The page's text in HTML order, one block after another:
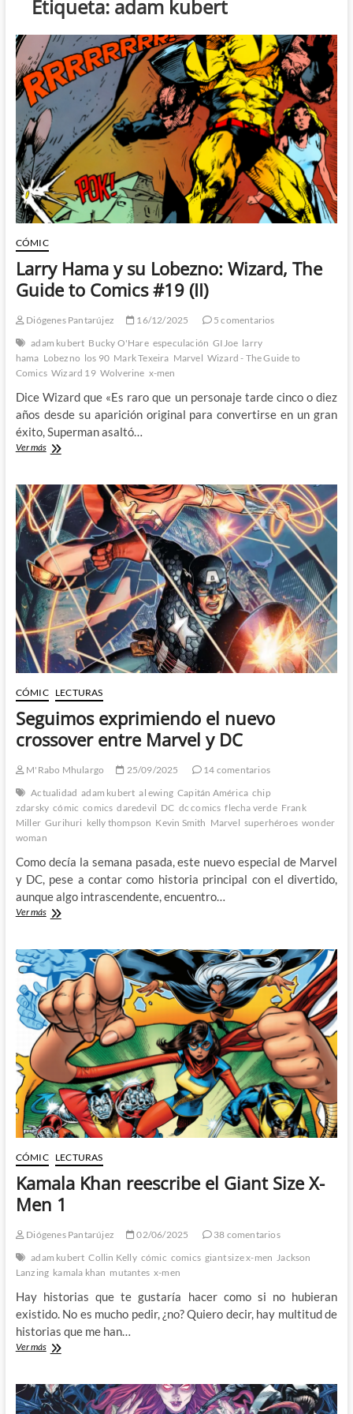
Etiqueta: adam kubert
CÓMIC
Larry Hama y su Lobezno: Wizard, The
Guide to Comics #19 (II)
Diógenes Pantarújez 16/12/2025
5 comentarios
adam kubert Bucky O'Hare especulación GIJoe larry
hama Lobezno los 90 Mark Texeira Marvel Wizard - The Guide to
Comics Wizard 19 Wolverine x-men
Dice Wizard que «Es raro que un personaje tarde cinco o diez
años desde su aparición original para convertirse en un gran
éxito, Superman asaltó…
Ver másLarry
su
Lobezno:
Wizard,
The
Guide
to
Comics
#19
(II)
CÓMIC LECTURAS
Seguimos exprimiendo el nuevo
crossover entre Marvel y DC
M'Rabo Mhulargo 25/09/2025
14 comentarios
Actualidad adam kubert al ewing Capitán América chip
zdarsky cómic comics daredevil DC dc comics flecha verde Frank
Miller Gurihuri kelly thompson Kevin Smith Marvel superhéroes wonder
woman
Como decía la semana pasada, este nuevo especial de Marvel
y DC, pese a contar como historia principal con el divertido,
aunque algo intrascendente, encuentro…
Ver másSeguimos
nuevo
crossover
entre
Marvel
y
DC
CÓMIC LECTURAS
Kamala Khan reescribe el Giant Size X-
Men 1
Diógenes Pantarújez 02/06/2025
38 comentarios
adam kubert Collin Kelly cómic comics giant size x-men Jackson
Lanzing kamala khan mutantes x-men
Hay historias que te gustaría hacer como si no hubieran
existido. No es mucho pedir, ¿no? Quiero decir, hay multitud de
historias que me han…
Ver másKamala
el
Giant